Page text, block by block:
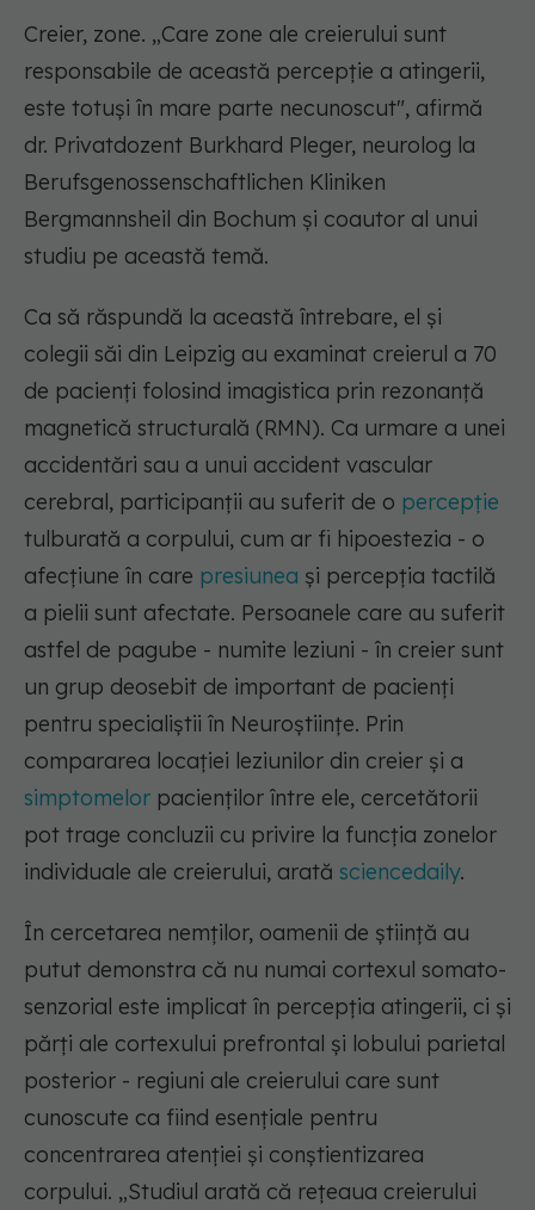
Creier, zone. „Care zone ale creierului sunt
responsabile de această percepție a atingerii,
este totuși în mare parte necunoscut", afirmă
dr. Privatdozent Burkhard Pleger, neurolog la
Berufsgenossenschaftlichen Kliniken
Bergmannsheil din Bochum și coautor al unui
studiu pe această temă.
Ca să răspundă la această întrebare, el și
colegii săi din Leipzig au examinat creierul a 70
de pacienți folosind imagistica prin rezonanță
magnetică structurală (RMN). Ca urmare a unei
accidentări sau a unui accident vascular
cerebral, participanții au suferit de o percepție
tulburată a corpului, cum ar fi hipoestezia - o
afecțiune în care presiunea și percepția tactilă
a pielii sunt afectate. Persoanele care au suferit
astfel de pagube - numite leziuni - în creier sunt
un grup deosebit de important de pacienți
pentru specialiștii în Neuroștiințe. Prin
compararea locației leziunilor din creier și a
simptomelor pacienților între ele, cercetătorii
pot trage concluzii cu privire la funcția zonelor
individuale ale creierului, arată sciencedaily.
În cercetarea nemților, oamenii de știință au
putut demonstra că nu numai cortexul somato-
senzorial este implicat în percepția atingerii, ci și
părți ale cortexului prefrontal și lobului parietal
posterior - regiuni ale creierului care sunt
cunoscute ca fiind esențiale pentru
concentrarea atenției și conștientizarea
corpului. „Studiul arată că rețeaua creierului